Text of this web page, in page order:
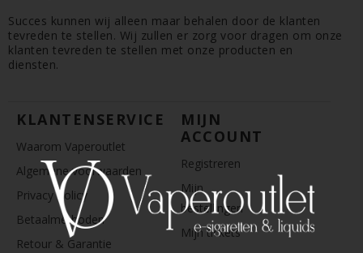
Succes kunnen wij alleen maar behalen door de klanten
tevreden te stellen. Wij zullen er zorg voor dragen om onze
klanten tevreden te stellen met onze producten en
diensten.
KLANTENSERVICE
Waarom Vaperoutlet
Algemene voorwaarden
Privacy Policy
Betaalmethoden
Retour & Garantie
MIJN
ACCOUNT
Registreren
Mijn
bestellingen
Mijn tickets